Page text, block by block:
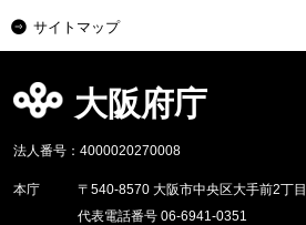
サイトマップ
大阪府庁
法人番号：4000020270008
本庁
〒540-8570 大阪市中央区大手前2丁目
代表電話番号 06-6941-0351